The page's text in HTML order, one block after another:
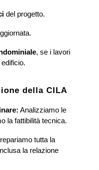
del progetto.
, se i lavori
della CILA
Analizziamo le
la fattibilità tecnica.
tutta la
la relazione